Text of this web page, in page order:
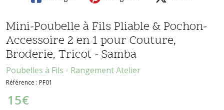
Mini-Poubelle à Fils Pliable & Pochon-
Accessoire 2 en 1 pour Couture,
Broderie, Tricot - Samba
Poubelles à Fils - Rangement Atelier
Référence : PF01
15€